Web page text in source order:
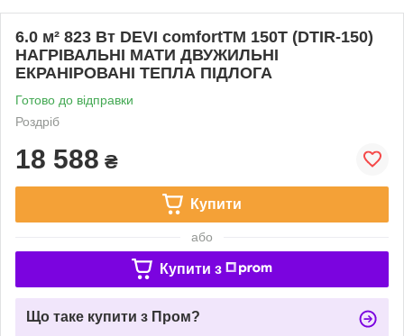
6.0 м² 823 Вт DEVI comfortTM 150T (DTIR-150)
НАГРІВАЛЬНІ МАТИ ДВУЖИЛЬНІ
ЕКРАНІРОВАНІ ТЕПЛА ПІДЛОГА
Готово до відправки
Роздріб
18 588 ₴
Купити
або
Купити з
Що таке купити з Пром?